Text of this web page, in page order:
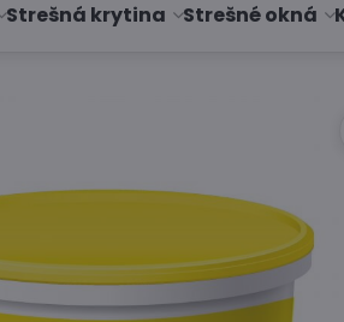
Strešná krytina Strešné okná